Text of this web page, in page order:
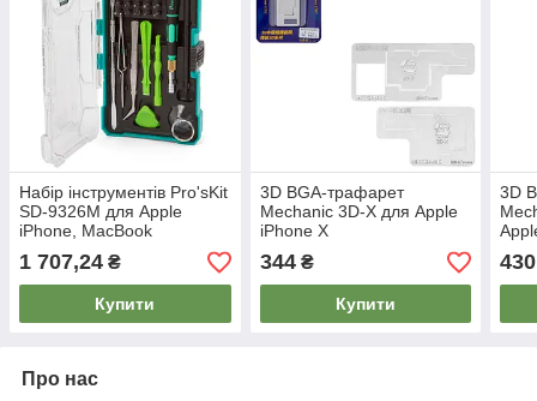
Набір інструментів Pro'sKit
SD-9326M для Apple
iPhone, MacBook
1 707,24 ₴
Купити
3D BGA-трафарет
Mechanic 3D-X для Apple
iPhone X
344₴
Купити
3D
XS
430
Про нас